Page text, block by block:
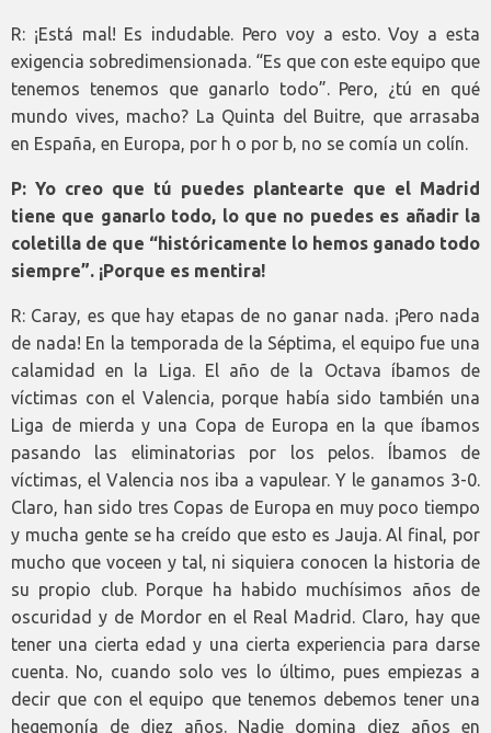
R: ¡Está mal! Es indudable. Pero voy a esto. Voy a esta
exigencia sobredimensionada. “Es que con este equipo que
tenemos tenemos que ganarlo todo”. Pero, ¿tú en qué
mundo vives, macho? La Quinta del Buitre, que arrasaba
en España, en Europa, por h o por b, no se comía un colín.
P: Yo creo que tú puedes plantearte que el Madrid
tiene que ganarlo todo, lo que no puedes es añadir la
coletilla de que “históricamente lo hemos ganado todo
siempre”. ¡Porque es mentira!
R: Caray, es que hay etapas de no ganar nada. ¡Pero nada
de nada! En la temporada de la Séptima, el equipo fue una
calamidad en la Liga. El año de la Octava íbamos de
víctimas con el Valencia, porque había sido también una
Liga de mierda y una Copa de Europa en la que íbamos
pasando las eliminatorias por los pelos. Íbamos de
víctimas, el Valencia nos iba a vapulear. Y le ganamos 3-0.
Claro, han sido tres Copas de Europa en muy poco tiempo
y mucha gente se ha creído que esto es Jauja. Al final, por
mucho que voceen y tal, ni siquiera conocen la historia de
su propio club. Porque ha habido muchísimos años de
oscuridad y de Mordor en el Real Madrid. Claro, hay que
tener una cierta edad y una cierta experiencia para darse
cuenta. No, cuando solo ves lo último, pues empiezas a
decir que con el equipo que tenemos debemos tener una
hegemonía de diez años. Nadie domina diez años en